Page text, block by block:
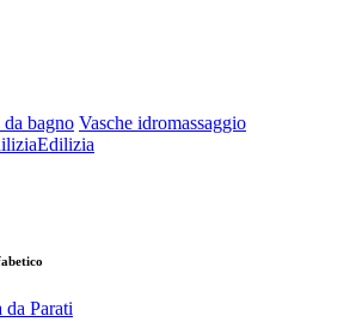
da bagno Vasche idromassaggio
Edilizia
da Parati